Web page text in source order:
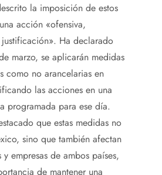
la imposición de estos
acción «ofensiva,
Ha declarado
marzo, se aplicarán medidas
como no arancelarias en
las acciones en una
programada para ese día.
que estas medidas no
sino que también afectan
empresas de ambos países,
de mantener una